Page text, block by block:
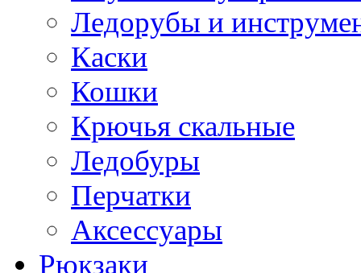
Ледорубы и
Каски
Кошки
Крючья скальные
Ледобуры
Перчатки
Аксессуары
Рюкзаки